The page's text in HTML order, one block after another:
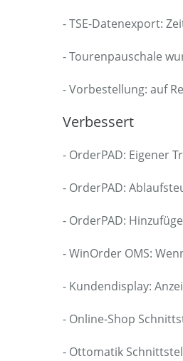
- TSE-Datenexport:
- Tourenpauschale
- Vorbestellung: auf
Verbessert
- OrderPAD: Eigener
- OrderPAD:
- OrderPAD:
- WinOrder OMS:
- Kundendisplay:
- Online-Shop
- Ottomatik